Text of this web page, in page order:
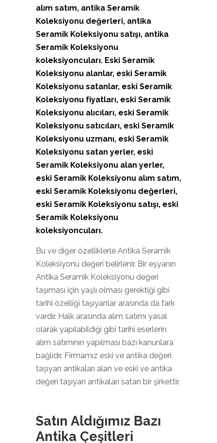
alım satım, antika Seramik
Koleksiyonu değerleri, antika
Seramik Koleksiyonu satışı, antika
Seramik Koleksiyonu
koleksiyoncuları. Eski Seramik
Koleksiyonu alanlar, eski Seramik
Koleksiyonu satanlar, eski Seramik
Koleksiyonu fiyatları, eski Seramik
Koleksiyonu alıcıları, eski Seramik
Koleksiyonu satıcıları, eski Seramik
Koleksiyonu uzmanı, eski Seramik
Koleksiyonu satan yerler, eski
Seramik Koleksiyonu alan yerler,
eski Seramik Koleksiyonu alım satım,
eski Seramik Koleksiyonu değerleri,
eski Seramik Koleksiyonu satışı, eski
Seramik Koleksiyonu
koleksiyoncuları.
Bu ve diğer özelliklerle Antika Seramik
Koleksiyonu değeri belirlenir. Bir eşyanın
Antika Seramik Koleksiyonu değeri
taşıması için yaşlı olması gerektiği gibi
tarihi özelliği taşıyanlar arasında da fark
vardır. Halk arasında alım satımı yasal
olarak yapılabildiği gibi tarihi eserlerin
alım satımının yapılması bazı kanunlara
bağlıdır. Firmamız eski ve antika değeri
taşıyan antikaları alan ve eski ve antika
değeri taşıyan antikaları satan bir şirkettir.
Satın Aldığımız Bazı
Antika Çeşitleri